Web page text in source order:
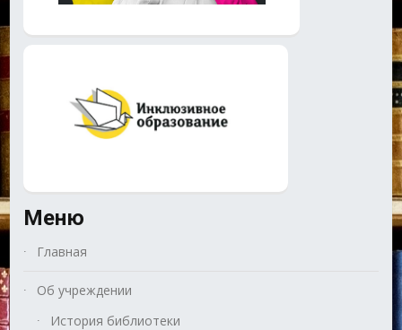
Меню
Главная
Об учреждении
История библиотеки